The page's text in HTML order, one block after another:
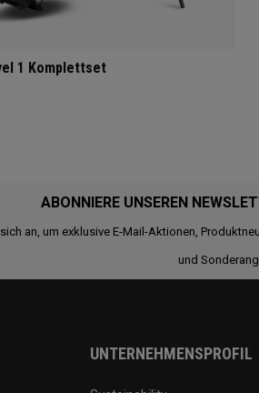
1 Komplettset
ABONNIERE UNSEREN
an, um exklusive E-Mail-Aktionen,
und
UNTERNEHMENSPROFIL